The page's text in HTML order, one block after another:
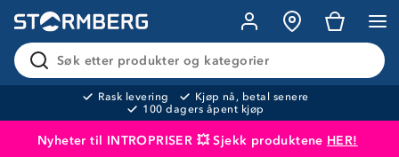
Søk etter produkter og kategorier
Rask levering
Kjøp nå, betal senere
100 dagers åpent kjøp
Nyheter til INTROPRISER 💥 Sjekk produktene HER!